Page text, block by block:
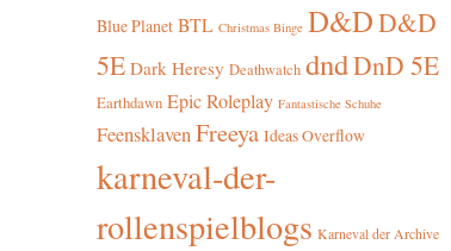
Blue Planet BTL Christmas Binge D&DD&D
5E Dark Heresy Deathwatch dndDnD 5E
Earthdawn Epic Roleplay Fantastische Schuhe
Feensklaven Freeya Ideas Overflow
karneval-der-
rollenspielblogs Karneval der Archive